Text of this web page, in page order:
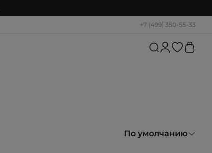
+7 (499) 350-55-33
По умолчанию